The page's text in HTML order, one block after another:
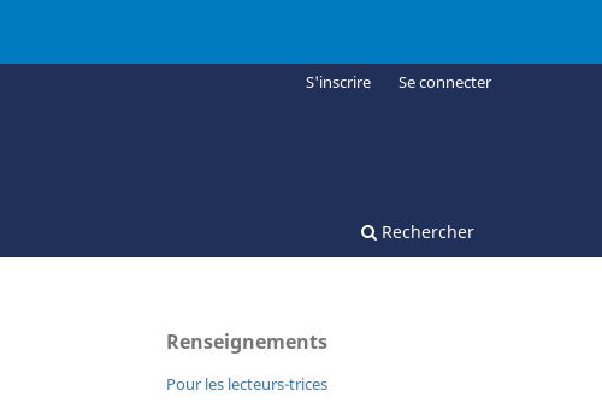
Rechercher
S'inscrire Se connecter
Renseignements
Pour les lecteurs-trices